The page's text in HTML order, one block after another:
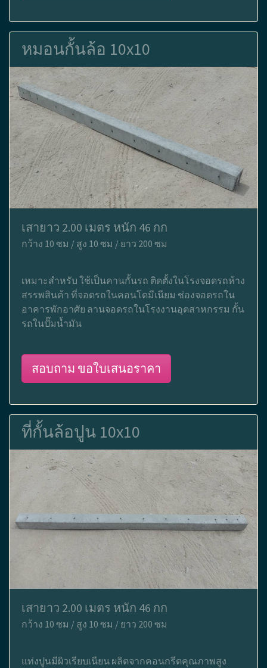
หมอนกั้นล้อ 10x10
เสายาว 2.00 เมตร หนัก 46 กก
กว้าง 10 ซม / สูง 10 ซม / ยาว 200 ซม
เหมาะสำหรับ ใช้เป็นคานกั้นรถ ติดตั้งในโรงจอดรถห้าง
สรรพสินค้า ที่จอดรถในคอนโดมีเนียม ช่องจอดรถใน
อาคารพักอาศัย ลานจอดรถในโรงงานอุตสาหกรรม กั้น
รถในปั๊มน้ำมัน
สอบถาม ขอใบเสนอราคา
ที่กั้นล้อปูน 10x10
เสายาว 2.00 เมตร หนัก 46 กก
กว้าง 10 ซม / สูง 10 ซม / ยาว 200 ซม
แท่งปูนมีผิวเรียบเนียน ผลิตจากคอนกรีตคุณภาพสูง